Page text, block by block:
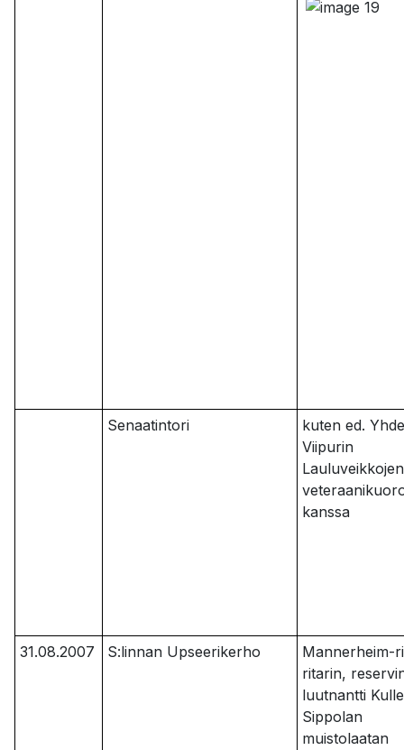
Senaatintori
kuten ed.
Viipurin
kanssa
31.08.2007 S:linnan Upseerikerho
Mannerheim-
ritarin,
luutnantti
Sippolan
muistolaatan